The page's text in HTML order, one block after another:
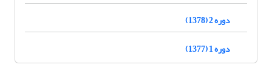
دوره 2 (1378)
دوره 1 (1377)